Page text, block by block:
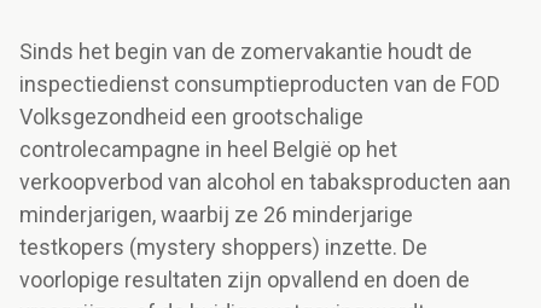
Sinds het begin van de zomervakantie houdt de
inspectiedienst consumptieproducten van de FOD
Volksgezondheid een grootschalige
controlecampagne in heel België op het
verkoopverbod van alcohol en tabaksproducten aan
minderjarigen, waarbij ze 26 minderjarige
testkopers (mystery shoppers) inzette. De
voorlopige resultaten zijn opvallend en doen de